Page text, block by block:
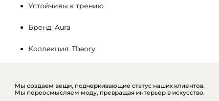
Устойчивы к трению
Бренд: Aura
Коллекция: Theory
Мы создаем вещи, подчеркивающие статус наших клиентов.
Мы переосмысляем моду, превращая интерьер в искусство.